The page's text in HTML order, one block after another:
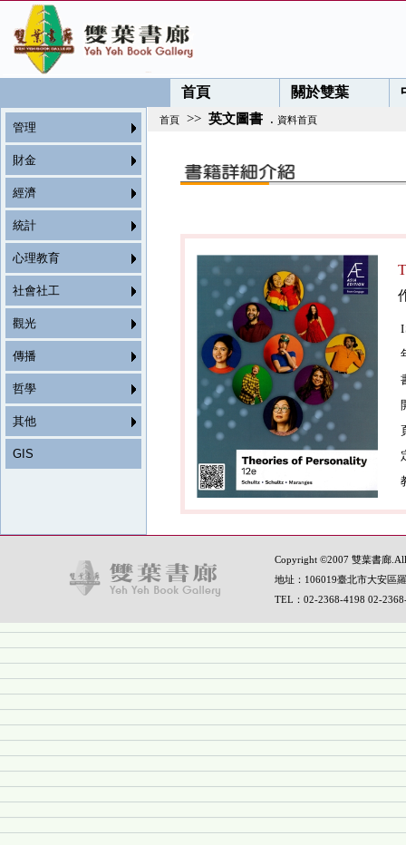
首頁 關於雙葉
管理
財金
經濟
統計
心理教育
社會社工
觀光
傳播
哲學
其他
GIS
首頁 >> 英文圖書 . 資料首頁
Copyright ©2007 雙葉書廊.All
地址：106019臺北市大安區
TEL：02-2368-4198 02-